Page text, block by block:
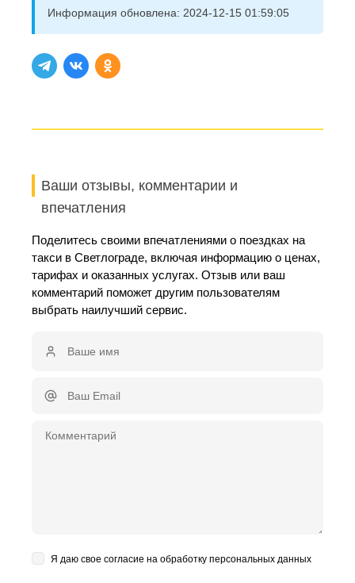
Информация обновлена: 2024-12-15 01:59:05
Ваши отзывы, комментарии и
впечатления
Поделитесь своими впечатлениями о поездках на
такси в Светлограде, включая информацию о ценах,
тарифах и оказанных услугах. Отзыв или ваш
комментарий поможет другим пользователям
выбрать наилучший сервис.
Я даю свое согласие на обработку персональных данных